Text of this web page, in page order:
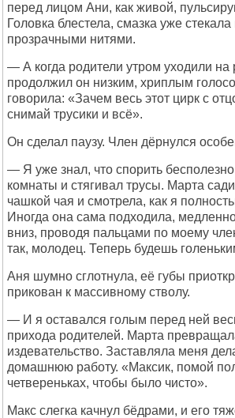
перед лицом Ани, как живой,
Головка блестела, смазка уже
прозрачными нитями.
— А когда родители утром уходили
продолжил он низким, хриплым
говорила: «Зачем весь этот цирк с
снимай трусики и всё».
Он сделал паузу. Член дёрнулся
— Я уже знал, что спорить
комнаты и стягивал трусы. Марта
чашкой чая и смотрела, как я
Иногда она сама подходила,
вниз, проводя пальцами по моему
так, молодец. Теперь будешь
Аня шумно сглотнула, её губы
прикован к массивному стволу.
— И я оставался голым перед ней
прихода родителей. Марта
издевательство. Заставляла меня
домашнюю работу. «Максик, помой
четвереньках, чтобы было чисто».
Макс слегка качнул бёдрами, и его